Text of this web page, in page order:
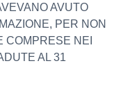
AVUTO
PER NON
COMPRESE NEI
AL 31